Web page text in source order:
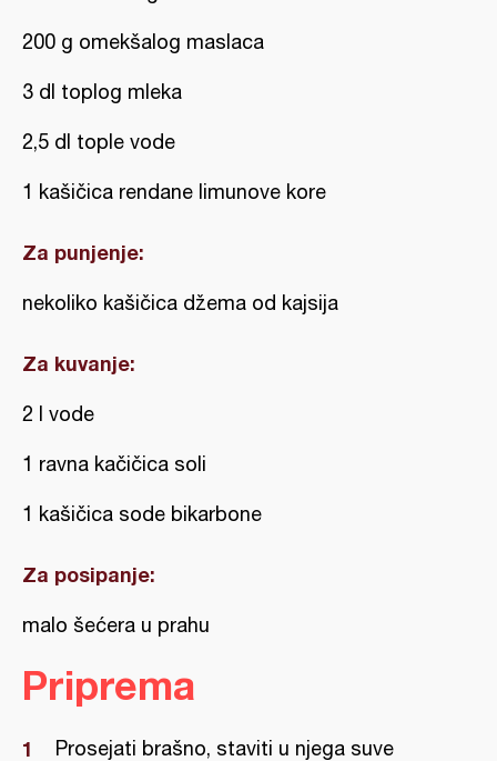
200 g omekšalog maslaca
3 dl toplog mleka
2,5 dl tople vode
1 kašičica rendane limunove kore
Za punjenje:
nekoliko kašičica džema od kajsija
Za kuvanje:
2 l vode
1 ravna kačičica soli
1 kašičica sode bikarbone
Za posipanje:
malo šećera u prahu
Priprema
Prosejati brašno, staviti u njega suve